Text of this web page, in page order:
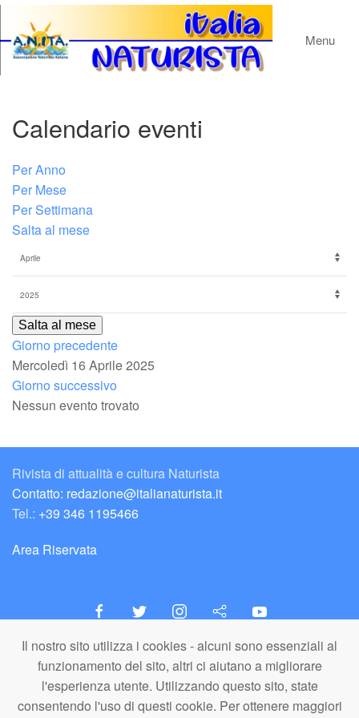
Il nostro sito utilizza i cookies - alcuni sono essenziali al
funzionamento del sito, altri ci aiutano a migliorare
l'esperienza utente. Utilizzando questo sito, state
consentendo l'uso di questi cookie. Per ottenere maggiori
Menu
Calendario eventi
Per Anno
Per Mese
Per Settimana
Salta al mese
Salta al mese
Giorno precedente
Mercoledì 16 Aprile 2025
Giorno successivo
Nessun evento trovato
Rivista di attualità e cultura Naturista
Contatto: redazione@italianaturista.it
Tel.: +39 346 1195466
Area Riservata
italiaNATURISTA
Editore e Redazione
A.N.ITA. Associazione Naturista Italiana (APS)
C.F. 80203710159